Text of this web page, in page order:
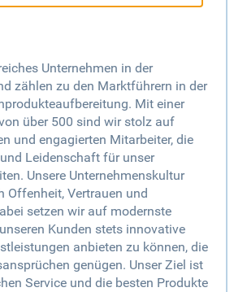
Unternehmen in der
zählen zu den Marktführern in der
Mit einer
über 500 sind wir stolz auf
und engagierten Mitarbeiter, die
Leidenschaft für unser
Unsere Unternehmenskultur
Offenheit, Vertrauen und
setzen wir auf modernste
Kunden stets innovative
anbieten zu können, die
genügen. Unser Ziel ist
Service und die besten Produkte